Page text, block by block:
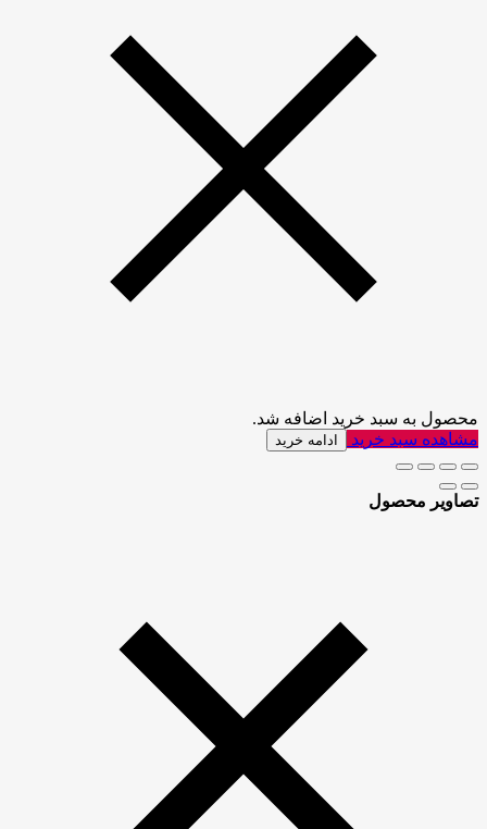
محصول به سبد خرید اضافه شد.
مشاهده سبد خرید
ادامه خرید
تصاویر محصول